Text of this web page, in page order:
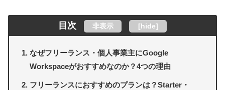
目次 非表示 [hide]
なぜフリーランス・個人事業主にGoogle
Workspaceがおすすめなのか？4つの理由
フリーランスにおすすめのプランは？Starter・